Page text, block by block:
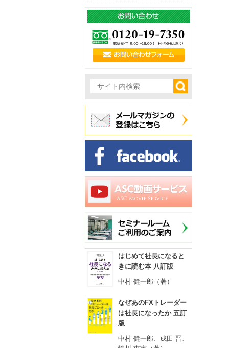
はじめて社長になると
きに読む本 八訂版
中村 健一郎（著）
なぜあのFXトレーダー
は社長になったか 五訂
版
中村 健一郎、成田 晋、